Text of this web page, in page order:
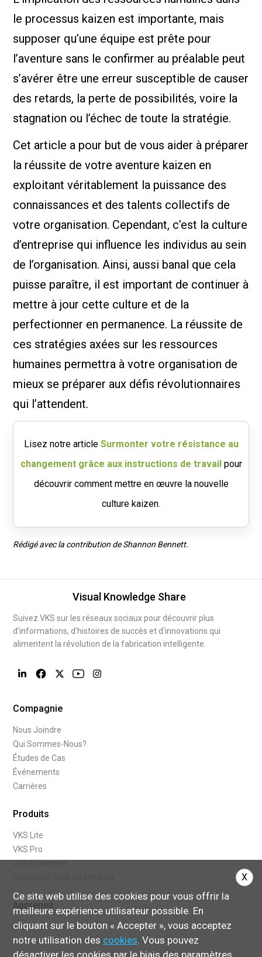
le processus kaizen est importante, mais
supposer qu’une équipe est prête pour
l’aventure sans le confirmer au préalable peut
s’avérer être une erreur susceptible de causer
des retards, la perte de possibilités, voire la
stagnation ou l’échec de toute la stratégie.
Cet article a pour but de vous aider à préparer
la réussite de votre aventure kaizen en
exploitant véritablement la puissance des
connaissances et des talents collectifs de
votre organisation. Cependant, c’est la culture
d’entreprise qui influence les individus au sein
de l’organisation. Ainsi, aussi banal que cela
puisse paraître, il est important de continuer à
mettre à jour cette culture et de la
perfectionner en permanence. La réussite de
ces stratégies axées sur les ressources
humaines permettra à votre organisation de
mieux se préparer aux défis révolutionnaires
qui l’attendent.
Lisez notre article Surmonter votre résistance au
changement grâce aux instructions de travailpour
découvrir comment mettre en œuvre la nouvelle
culture kaizen.
Rédigé avec la contribution de Shannon Bennett.
Ce site web utilise des cookies pour vous offrir la
meilleure expérience utilisateur possible. En
cliquant sur le bouton « Accepter », vous acceptez
notre utilisation des cookies. Vous pouvez
désactiver les cookies par le biais des paramètres
X
Visual Knowledge Share
Suivez VKS sur les réseaux sociaux pour découvrir plus
d'informations, d'histoires de succès et d'innovations qui
alimentent la révolution de la fabrication intelligente.
Compagnie
Nous Joindre
Qui Sommes-Nous?
Études de Cas
Événements
Carrières
Produits
VKS Lite
VKS Pro
Apprenez
Blogue
Que Sont les Instructions de travail Numériques?